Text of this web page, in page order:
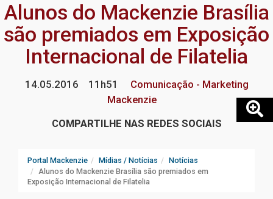
Alunos do Mackenzie Brasília
são premiados em Exposição
Internacional de Filatelia
14.05.2016 11h51
Comunicação - Marketing
Mackenzie
COMPARTILHE NAS REDES SOCIAIS
Portal Mackenzie Mídias / Notícias
Notícias
Alunos do Mackenzie Brasília são premiados em
Exposição Internacional de Filatelia